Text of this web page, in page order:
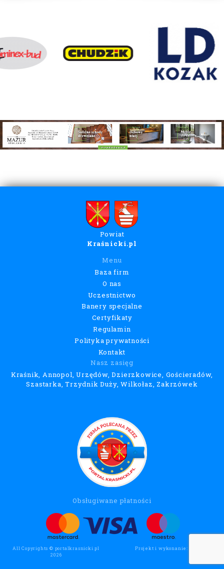
Powiat
Kraśnicki.pl
Menu
Baza firm
O nas
Uczestnictwo
Banery specjalne
Certyfikaty
Regulamin
Polityka prywatności
Kontakt
Nasz zasięg
Kraśnik, Annopol, Urzędów, Dzierzkowice, Gościeradów,
Szastarka, Trzydnik Duży, Wilkołaz, Zakrzówek
Obsługiwane płatności
All Copyrights © portalkrasnicki.pl
2026
Projekt i wykonanie: